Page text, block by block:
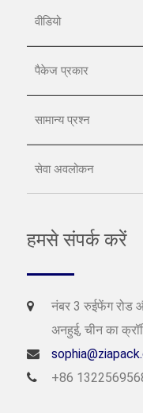
वीडियो
पैकेज प्रकार
सामान्य प्रश्न
सेवा अवलोकन
हमसे संपर्क करें
नंबर 3 रुईफेंग रोड
अनहुई, चीन का
+86